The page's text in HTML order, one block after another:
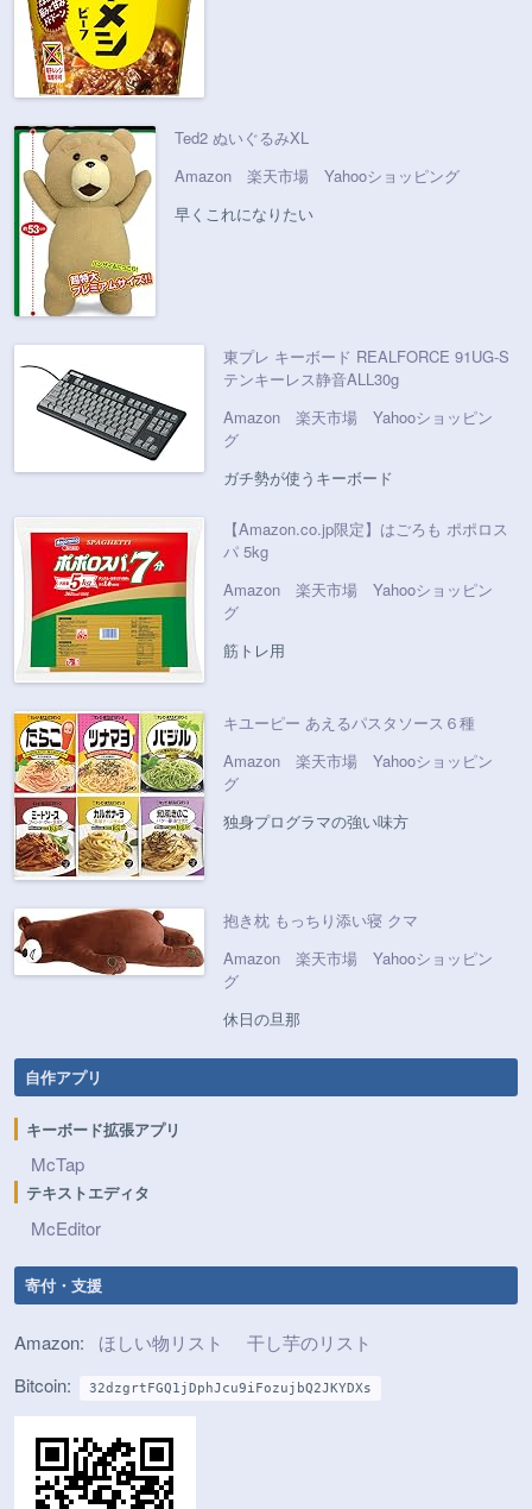
Ted2 ぬいぐるみXL
Amazon
楽天市場
Yahooショッピング
早くこれになりたい
東プレ キーボード REALFORCE 91UG-S
テンキーレス静音ALL30g
Amazon
楽天市場
Yahooショッピン
グ
ガチ勢が使うキーボード
【Amazon.co.jp限定】はごろも ポポロス
パ 5kg
Amazon
楽天市場
Yahooショッピン
グ
筋トレ用
キユーピー あえるパスタソース６種
Amazon
楽天市場
Yahooショッピン
グ
独身プログラマの強い味方
抱き枕 もっちり添い寝 クマ
Amazon
楽天市場
Yahooショッピン
グ
休日の旦那
自作アプリ
キーボード拡張アプリ
McTap
テキストエディタ
McEditor
寄付・支援
Amazon: ほしい物リスト
干し芋のリスト
Bitcoin:
32dzgrtFGQ1jDphJcu9iFozujbQ2JKYDXs